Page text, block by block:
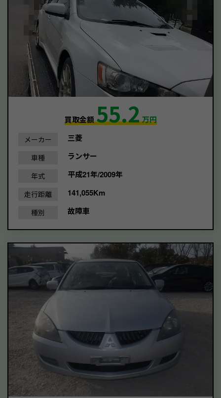
買取金額55.2万円
メーカー 三菱
車種 ランサー
年式 平成21年/2009年
走行距離 141,055Km
種別 故障車